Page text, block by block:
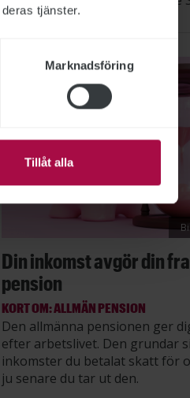
tjänster.
Marknadsföring
Tillåt alla
Din inkomst avgör din
pension
KORT OM: ALLMÄN PENSION
Den allmänna pensionen ger
efter arbetslivet. Den grundar
inkomster du betalat skatt för
ju senare du tar ut den.